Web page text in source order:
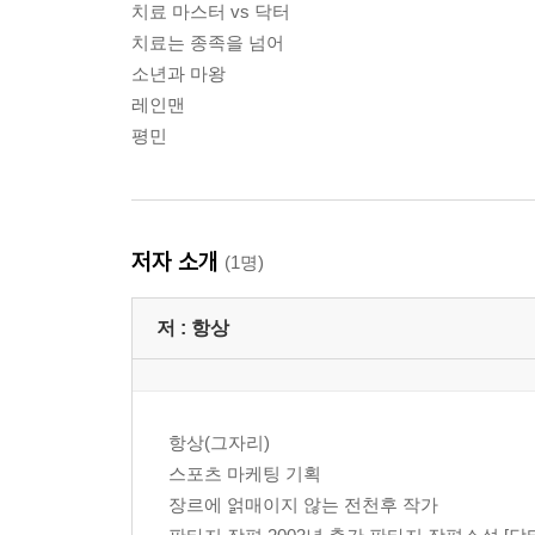
치료 마스터 vs 닥터
치료는 종족을 넘어
소년과 마왕
레인맨
평민
저자 소개 (1명)
저 : 항상
항상(그자리)
스포츠 마케팅 기획
장르에 얽매이지 않는 전천후 작가